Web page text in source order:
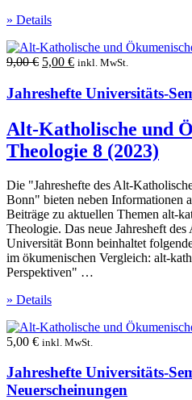
» Details
9,00€ Ursprünglicher
war:
9,00 €
5,00 €Aktueller
ist:
5,00 €.
inkl. MwSt.
Jahreshefte Universitäts-
Alt-Katholische und
Theologie 8 (2023)
Die "Jahreshefte des Alt-
Bonn" bieten neben Informationen
Beiträge zu aktuellen Themen alt-
Theologie. Das neue Jahresheft
Universität Bonn beinhaltet
im ökumenischen Vergleich: alt-
Perspektiven" …
» Details
5,00 € inkl. MwSt.
Jahreshefte Universitäts-
Neuerscheinungen